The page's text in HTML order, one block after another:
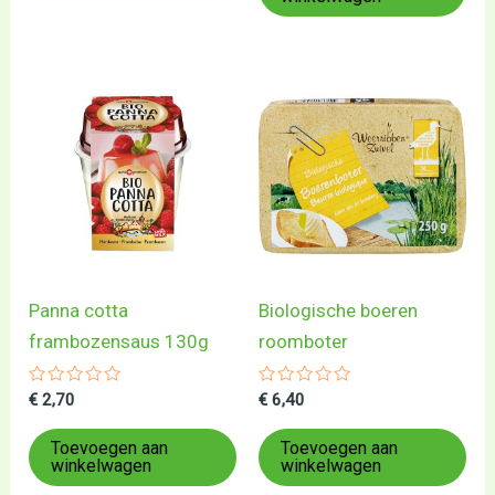
Panna cotta
frambozensaus 130g
Gewaardeerd
uit
5
€ 2,70
Toevoegen aan
winkelwagen
Biologische boeren
roomboter
Gewaardeerd
uit
5
€ 6,40
Toevoegen aan
winkelwagen